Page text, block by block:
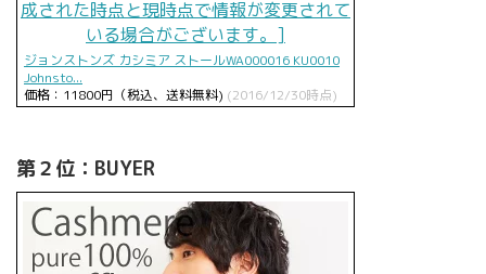
ジョンストンズ カシミア ストールWA000016 KU0010
Johnsto...
価格：11800円（税込、送料無料) (2016/12/30時点)
第２位：BUYER